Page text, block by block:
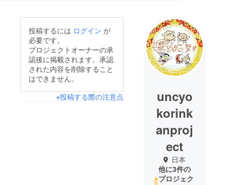
投稿するには ログイン が
必要です。
プロジェクトオーナーの承
認後に掲載されます。承認
された内容を削除すること
はできません。
※投稿する際の注意点
uncyo
korink
anproj
ect
日本
他に3件の
プロジェク